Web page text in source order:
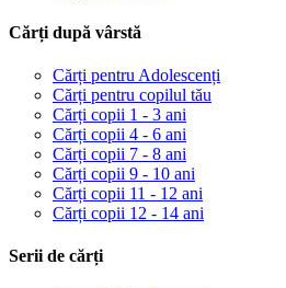
Cărți după vârstă
Cărți pentru Adolescenți
Cărți pentru copilul tău
Cărți copii 1 - 3 ani
Cărți copii 4 - 6 ani
Cărți copii 7 - 8 ani
Cărți copii 9 - 10 ani
Cărți copii 11 - 12 ani
Cărți copii 12 - 14 ani
Serii de cărți